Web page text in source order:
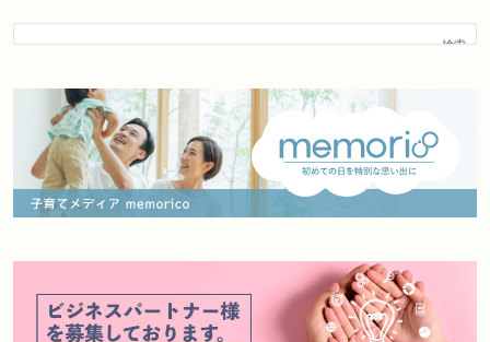
検索